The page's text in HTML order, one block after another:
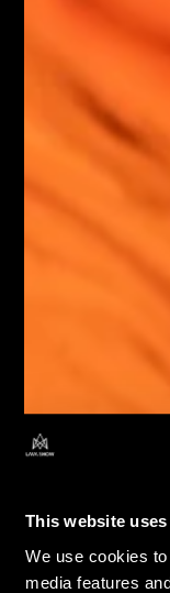
This website
We use cookies
media features
Staðsett í
Reykjavík
Sérfróður
Fróðlegt
Öll sætin